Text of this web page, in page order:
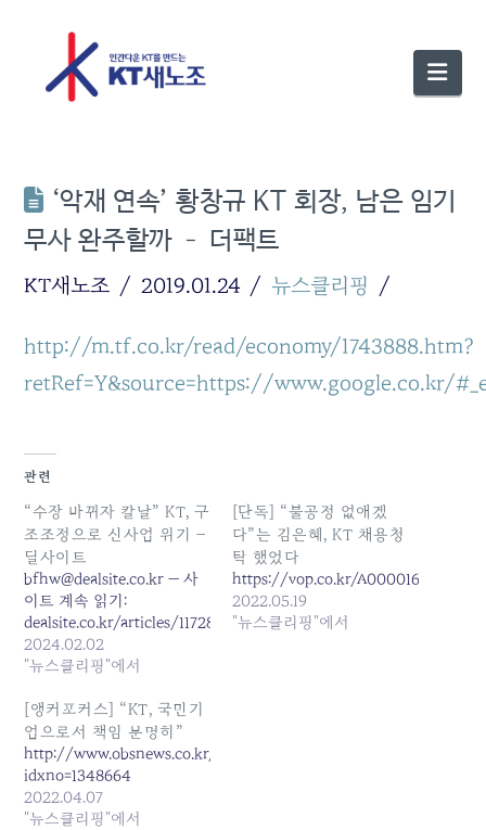
‘악재 연속’ 황창규 KT 회장, 남은 임기
무사 완주할까 – 더팩트
KT새노조 2019.01.24 뉴스클리핑
http://m.tf.co.kr/read/economy/1743888.htm?
retRef=Y&source=https://www.google.co.kr/
관련
“수장 바뀌자 칼날” KT, 구
조조정으로 신사업 위기 –
딜사이트
bfhw@dealsite.co.kr — 사
이트 계속 읽기:
dealsite.co.kr/articles/117284
2024.02.02
"뉴스클리핑"에서
[단독] “불공정 없애겠
다”는 김은혜, KT 채용청
탁 했었다
https://vop.co.kr/
2022.05.19
"뉴스클리핑"에서
[앵커포커스] “KT, 국민기
업으로서 책임 분명히”
http://www.obsnews.co.kr/news/articleView.html?
idxno=1348664
2022.04.07
"뉴스클리핑"에서